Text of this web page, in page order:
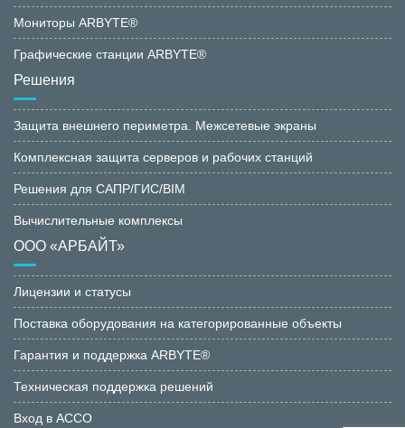
Мониторы ARBYTE®
Графические станции ARBYTE®
Решения
Защита внешнего периметра. Межсетевые экраны
Комплексная защита серверов и рабочих станций
Решения для САПР/ГИС/BIM
Вычислительные комплексы
ООО «АРБАЙТ»
Лицензии и статусы
Поставка оборудования на категорированные объекты
Гарантия и поддержка ARBYTE®
Техническая поддержка решений
Вход в АССО